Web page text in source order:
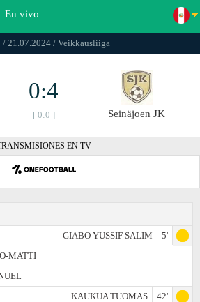
En vivo
/ 21.07.2024 / Veikkausliiga
0:4
[ 0:0 ] Seinäjoen JK
EN TV
GIABO YUSSIF SALIM
5'
MATTI
KAUKUA TUOMAS
42'